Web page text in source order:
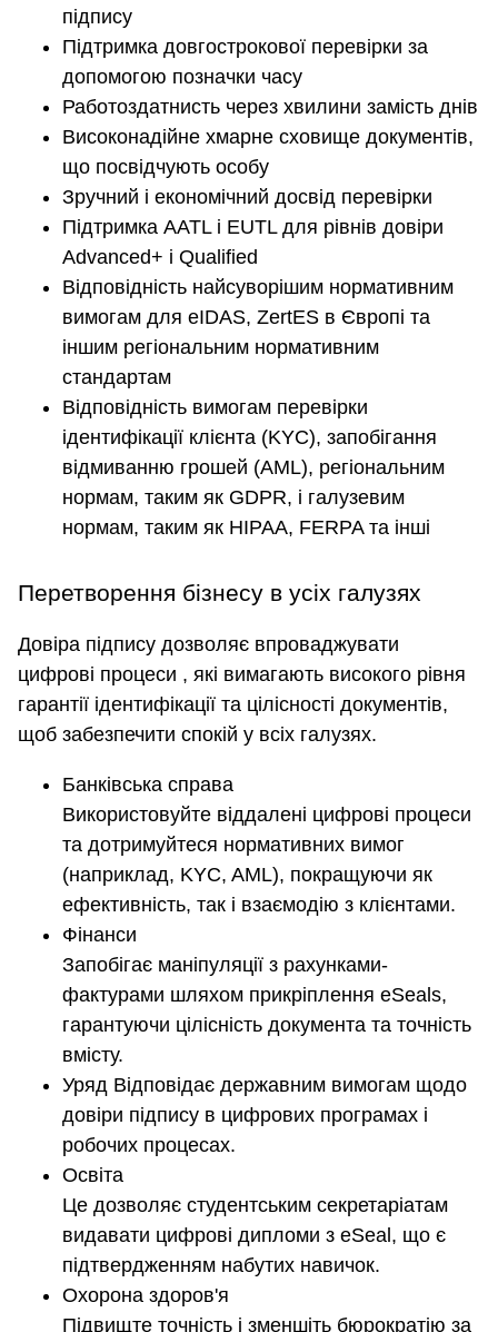
підпису
Підтримка довгострокової перевірки за
допомогою позначки часу
Работоздатнисть через хвилини замість днів
Високонадійне хмарне сховище документів,
що посвідчують особу
Зручний і економічний досвід перевірки
Підтримка AATL і EUTL для рівнів довіри
Advanced+ і Qualified
Відповідність найсуворішим нормативним
вимогам для eIDAS, ZertES в Європі та
іншим регіональним нормативним
стандартам
Відповідність вимогам перевірки
ідентифікації клієнта (KYC), запобігання
відмиванню грошей (AML), регіональним
нормам, таким як GDPR, і галузевим
нормам, таким як HIPAA, FERPA та інші
Перетворення бізнесу в усіх галузях
Довіра підпису дозволяє впроваджувати
цифрові процеси , які вимагають високого рівня
гарантії ідентифікації та цілісності документів,
щоб забезпечити спокій у всіх галузях.
Банківська справа
Використовуйте віддалені цифрові процеси
та дотримуйтеся нормативних вимог
(наприклад, KYC, AML), покращуючи як
ефективність, так і взаємодію з клієнтами.
Фінанси
Запобігає маніпуляції з рахунками-
фактурами шляхом прикріплення eSeals,
гарантуючи цілісність документа та точність
вмісту.
Уряд Відповідає державним вимогам щодо
довіри підпису в цифрових програмах і
робочих процесах.
Освіта
Це дозволяє студентським секретаріатам
видавати цифрові дипломи з eSeal, що є
підтвердженням набутих навичок.
Охорона здоров'я
Підвищте точність і зменшіть бюрократію за